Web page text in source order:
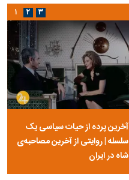
آخرین پرده از حیات سیاسی یک
سلسله | روایتی از آخرین مصاحبه‌ی
شاه در ایران
۱ ۲ ۳